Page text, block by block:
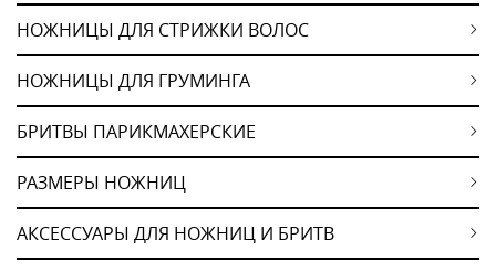
НОЖНИЦЫ ДЛЯ СТРИЖКИ ВОЛОС
НОЖНИЦЫ ДЛЯ ГРУМИНГА
БРИТВЫ ПАРИКМАХЕРСКИЕ
РАЗМЕРЫ НОЖНИЦ
АКСЕССУАРЫ ДЛЯ НОЖНИЦ И БРИТВ